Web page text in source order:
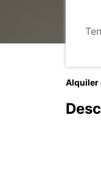
Alquiler